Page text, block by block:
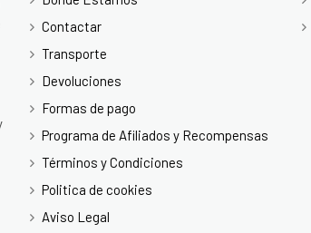
Contactar
Transporte
Devoluciones
Formas de pago
Programa de Afiliados y Recompensas
Términos y Condiciones
Politica de cookies
Aviso Legal